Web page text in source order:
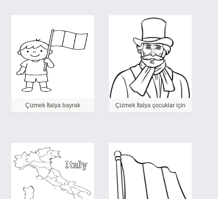
Çizmek İtalya bayrak Çizmek İtalya çocuklar için